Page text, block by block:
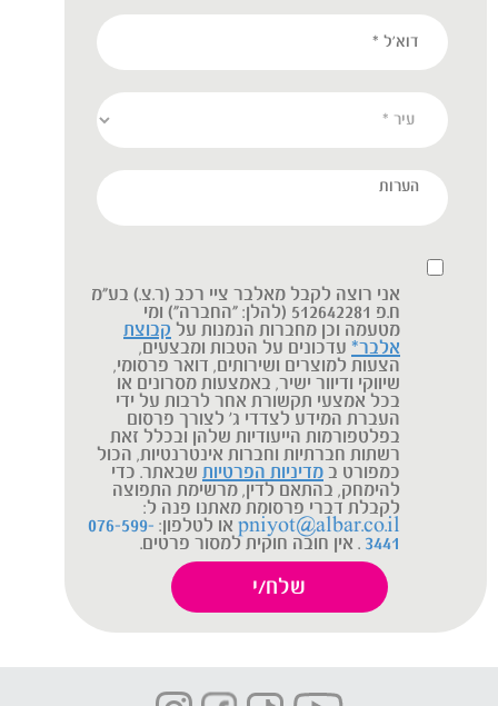
אני רוצה לקבל מאלבר ציי רכב (ר.צ.) בע"מ
ח.פ 512642281 (להלן: "החברה") ומי
מטעמה וכן מחברות הנמנות על קבוצת
אלבר* עדכונים על הטבות ומבצעים,
הצעות למוצרים ושירותים, דואר פרסומי,
שיווקי ודיוור ישיר, באמצעות מסרונים או
בכל אמצעי תקשורת אחר לרבות על ידי
העברת המידע לצדדי ג' לצורך פרסום
בפלטפורמות הייעודיות שלהן ובכלל זאת
רשתות חברתיות וחברות אינטרנטיות, הכול
כמפורט ב מדיניות הפרטיות שבאתר. כדי
להימחק, בהתאם לדין, מרשימת התפוצה
לקבלת דברי פרסומת מאתנו פנה ל:
pniyot@albar.co.il או לטלפון: 076-599-
3441 . אין חובה חוקית למסור פרטים.